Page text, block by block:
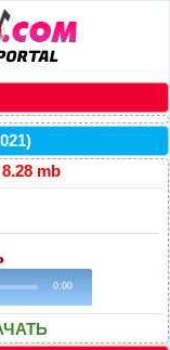
8.28 mb
0:00